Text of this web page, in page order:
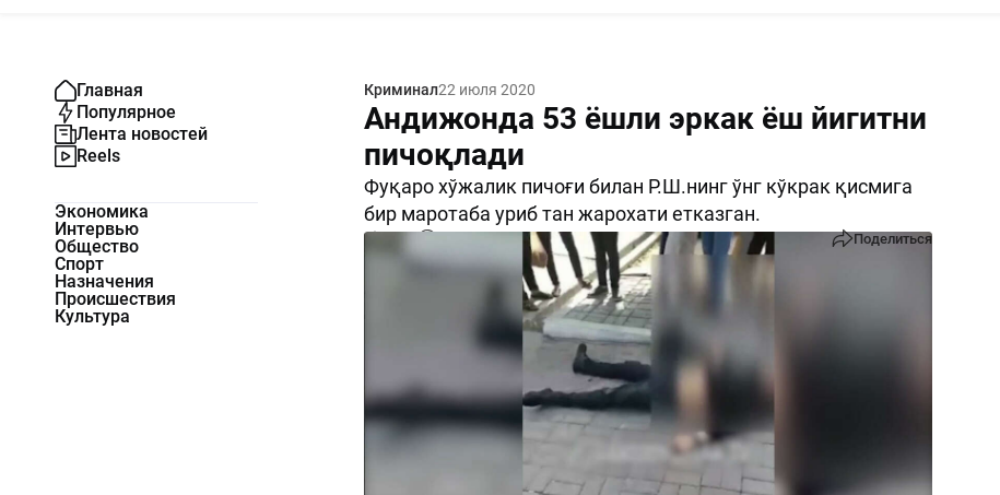
Главная
Популярное
Лента новостей
Reels
Экономика
Интервью
Общество
Спорт
Назначения
Происшествия
Культура
Криминал22 июля 2020
Андижонда 53 ёшли эркак ёш йигитни
пичоқлади
Фуқаро хўжалик пичоғи билан Р.Ш.нинг ўнг кўкрак қисмига
бир маротаба уриб тан жарохати етказган.
Поделиться